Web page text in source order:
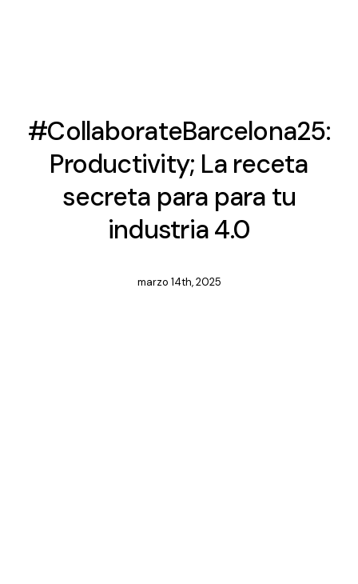
#CollaborateBarcelona25:
Productivity; La receta
secreta para para tu
industria 4.0
marzo 14th, 2025